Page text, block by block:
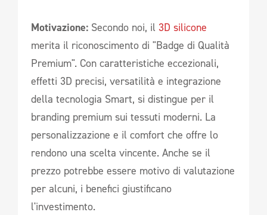
Motivazione: Secondo noi, il 3D silicone
merita il riconoscimento di "Badge di Qualità
Premium". Con caratteristiche eccezionali,
effetti 3D precisi, versatilità e integrazione
della tecnologia Smart, si distingue per il
branding premium sui tessuti moderni. La
personalizzazione e il comfort che offre lo
rendono una scelta vincente. Anche se il
prezzo potrebbe essere motivo di valutazione
per alcuni, i benefici giustificano
l'investimento.